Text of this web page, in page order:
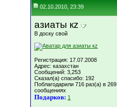
02.10.2010, 23:39
азиаты кz
В доску свой
Регистрация: 17.07.2008
Адрес: казахстан
Сообщений: 3,253
Сказал(а) спасибо: 192
Поблагодарили 716 раз(а) в 269
сообщениях
Подарков: 1